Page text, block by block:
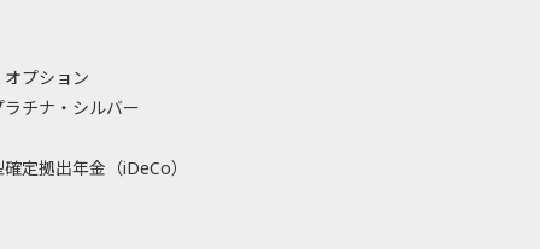
プション
ラチナ・シルバー
定拠出年金（iDeCo）